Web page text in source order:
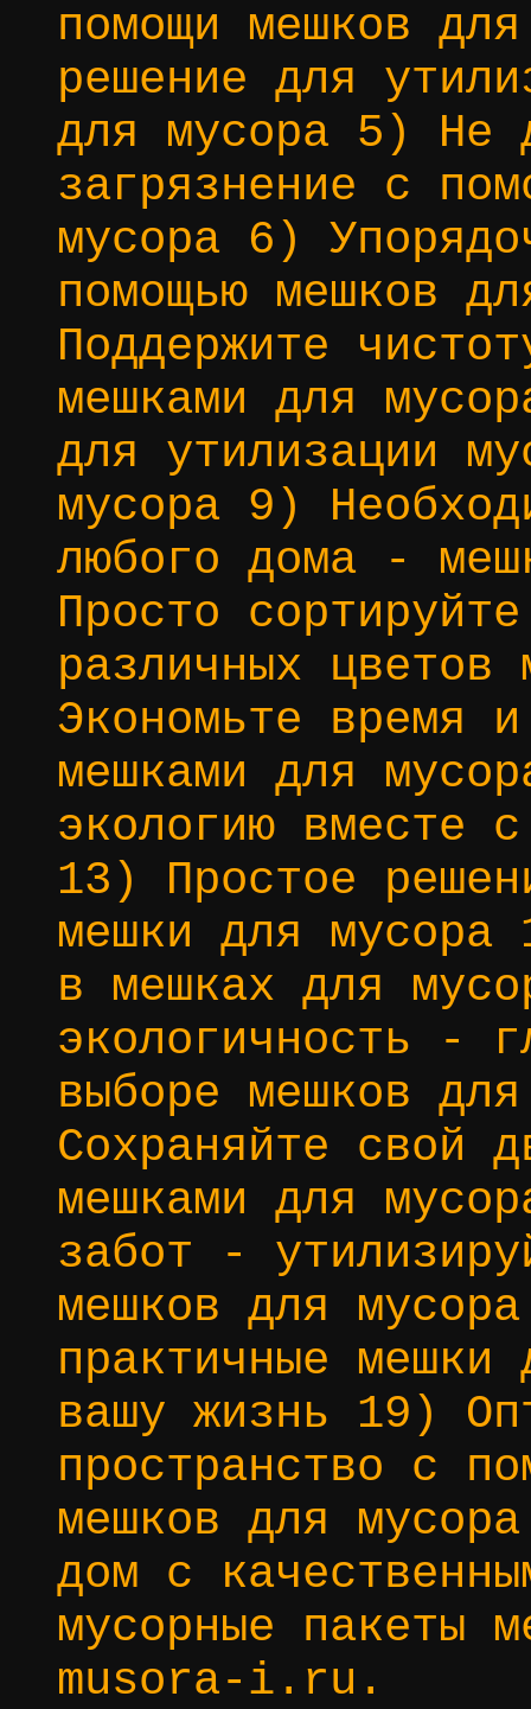
помощи мешков
решение для
для мусора 5) Не
загрязнение с
мусора 6)
помощью мешков
Поддержите
мешками для
для утилизации
мусора 9)
любого дома -
Просто
различных
Экономьте время
мешками для
экологию вместе
13) Простое
мешки для мусора
в мешках для
экологичность -
выборе мешков
Сохраняйте свой
мешками для
забот -
мешков для
практичные мешки
вашу жизнь 19)
пространство с
мешков для
дом с
мусорные пакеты
musora-i.ru.